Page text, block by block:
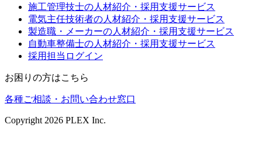
施工管理技士の人材紹介・採用支援サービス
電気主任技術者の人材紹介・採用支援サービス
製造職・メーカーの人材紹介・採用支援サービス
自動車整備士の人材紹介・採用支援サービス
採用担当ログイン
お困りの方はこちら
各種ご相談・お問い合わせ窓口
Copyright 2026 PLEX Inc.